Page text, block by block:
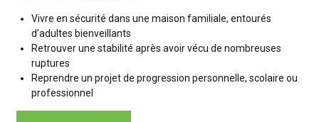
Vivre en sécurité dans une maison familiale, entourés
d’adultes bienveillants
Retrouver une stabilité après avoir vécu de nombreuses
ruptures
Reprendre un projet de progression personnelle, scolaire ou
professionnel